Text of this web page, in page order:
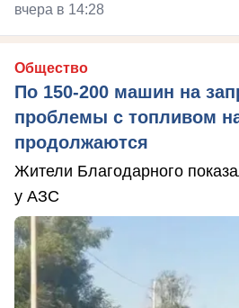
вчера в 14:28
Общество
По 150-200 машин на
проблемы с топливом
продолжаются
Жители Благодарного
у АЗС